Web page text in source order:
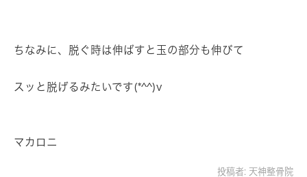
ちなみに、脱ぐ時は伸ばすと玉の部分も伸びて
スッと脱げるみたいです(*^^)v
マカロニ
投稿者: 天神整骨院